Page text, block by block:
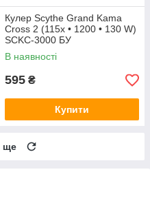
Кулер Scythe Grand Kama
Cross 2 (115x • 1200 • 130 W)
SCKC-3000 БУ
В наявності
595 ₴
Купити
ще